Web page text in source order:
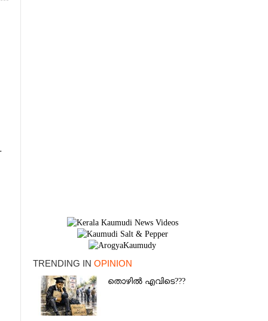
TRENDING IN OPINION
തൊഴിൽ എവിടെ???
×